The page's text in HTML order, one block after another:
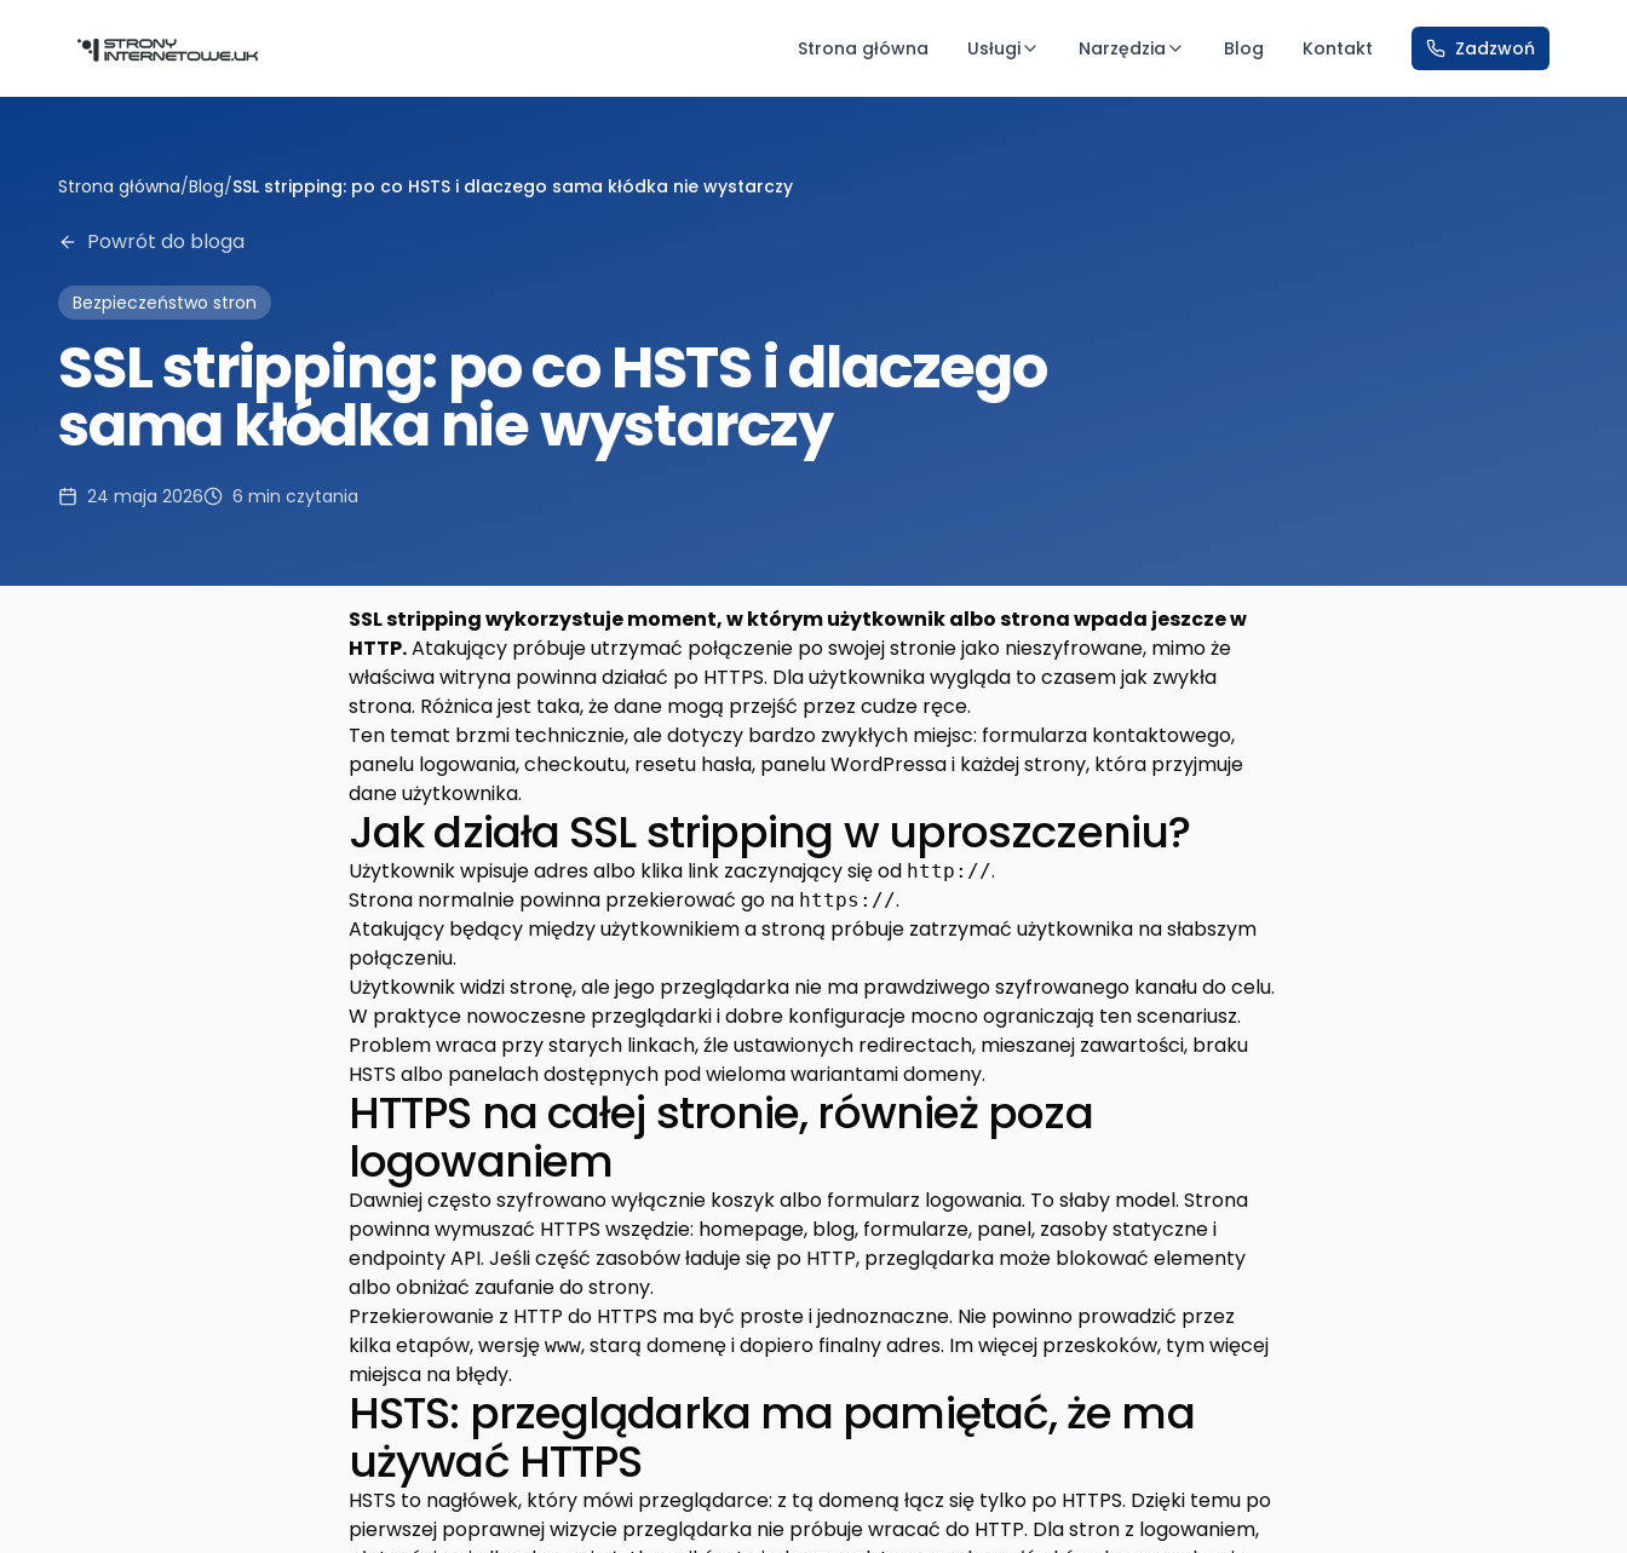
Strona główna Usługi Narzędzia Blog Kontakt Zadzwoń
Strona główna/Blog/SSL stripping: po co HSTS i dlaczego sama kłódka nie wystarczy
Powrót do bloga
Bezpieczeństwo stron
SSL stripping: po co HSTS i dlaczego
sama kłódka nie wystarczy
24 maja 2026 6 min czytania
SSL stripping wykorzystuje moment, w którym użytkownik albo strona wpada jeszcze w
HTTP.Atakujący próbuje utrzymać połączenie po swojej stronie jako nieszyfrowane, mimo że
właściwa witryna powinna działać po HTTPS. Dla użytkownika wygląda to czasem jak zwykła
strona. Różnica jest taka, że dane mogą przejść przez cudze ręce.
Ten temat brzmi technicznie, ale dotyczy bardzo zwykłych miejsc: formularza kontaktowego,
panelu logowania, checkoutu, resetu hasła, panelu WordPressa i każdej strony, która przyjmuje
dane użytkownika.
Jak działa SSL stripping w uproszczeniu?
Użytkownik wpisuje adres albo klika link zaczynający się od http://.
Strona normalnie powinna przekierować go na https://.
Atakujący będący między użytkownikiem a stroną próbuje zatrzymać użytkownika na słabszym
połączeniu.
Użytkownik widzi stronę, ale jego przeglądarka nie ma prawdziwego szyfrowanego kanału do celu.
W praktyce nowoczesne przeglądarki i dobre konfiguracje mocno ograniczają ten scenariusz.
Problem wraca przy starych linkach, źle ustawionych redirectach, mieszanej zawartości, braku
HSTS albo panelach dostępnych pod wieloma wariantami domeny.
HTTPS na całej stronie, również poza
logowaniem
Dawniej często szyfrowano wyłącznie koszyk albo formularz logowania. To słaby model. Strona
powinna wymuszać HTTPS wszędzie: homepage, blog, formularze, panel, zasoby statyczne i
endpointy API. Jeśli część zasobów ładuje się po HTTP, przeglądarka może blokować elementy
albo obniżać zaufanie do strony.
Przekierowanie z HTTP do HTTPS ma być proste i jednoznaczne. Nie powinno prowadzić przez
kilka etapów, wersję www, starą domenę i dopiero finalny adres. Im więcej przeskoków, tym więcej
miejsca na błędy.
HSTS: przeglądarka ma pamiętać, że ma
używać HTTPS
HSTS to nagłówek, który mówi przeglądarce: z tą domeną łącz się tylko po HTTPS. Dzięki temu po
pierwszej poprawnej wizycie przeglądarka nie próbuje wracać do HTTP. Dla stron z logowaniem,